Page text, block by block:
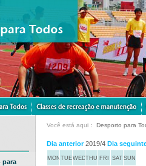
para
Você está aqui： Desporto para
Dia anterior2019/4 Dia
MON TUEWEDTHU FRI SAT SUN